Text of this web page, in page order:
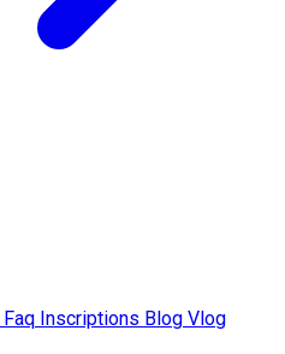
Faq Inscriptions Blog Vlog